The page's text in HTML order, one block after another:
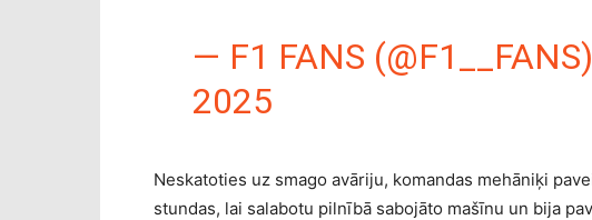
— F1 FANS (@F1__FANS)
2025
Neskatoties uz smago avāriju, komandas mehāniķi
stundas, lai salabotu pilnībā sabojāto mašīnu un bija